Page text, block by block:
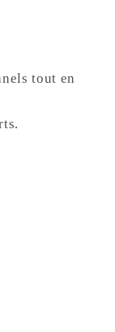
tout en